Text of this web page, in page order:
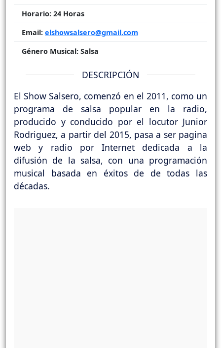
Horario: 24 Horas
Email: elshowsalsero@gmail.com
Género Musical: Salsa
DESCRIPCIÓN
El Show Salsero, comenzó en el 2011, como un
programa de salsa popular en la radio,
producido y conducido por el locutor Junior
Rodriguez, a partir del 2015, pasa a ser pagina
web y radio por Internet dedicada a la
difusión de la salsa, con una programación
musical basada en éxitos de de todas las
décadas.